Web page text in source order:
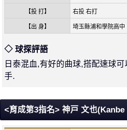
【投 打】 右投 右打
【出 身】 埼玉縣浦和學院高中
◇ 球探評語
日泰混血,有好的曲球,搭配速球
手.
<育成第3指名> 神戸 文也